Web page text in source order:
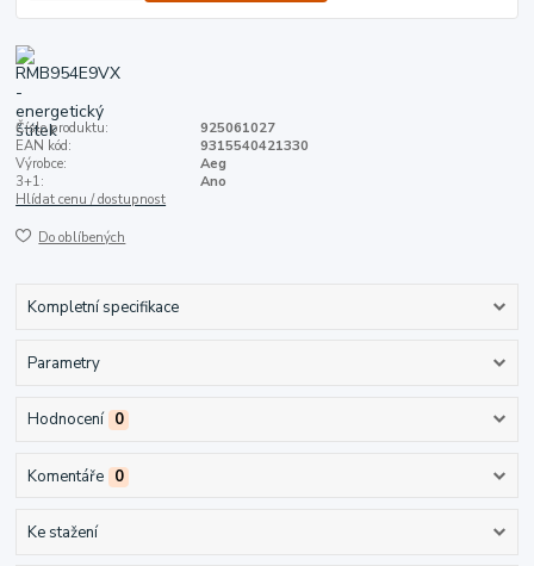
Číslo produktu:
925061027
EAN kód:
9315540421330
Výrobce:
Aeg
3+1:
Ano
Hlídat cenu / dostupnost
Do oblíbených
Kompletní specifikace
Parametry
Hodnocení 0
Komentáře 0
Ke stažení